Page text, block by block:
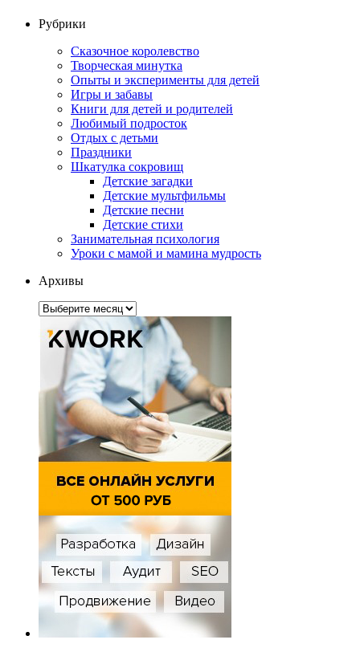
Рубрики
Сказочное королевство
Творческая минутка
Опыты и эксперименты для детей
Игры и забавы
Книги для детей и родителей
Любимый подросток
Отдых с детьми
Праздники
Шкатулка сокровищ
Детские загадки
Детские мультфильмы
Детские песни
Детские стихи
Занимательная психология
Уроки с мамой и мамина мудрость
Архивы
Архивы